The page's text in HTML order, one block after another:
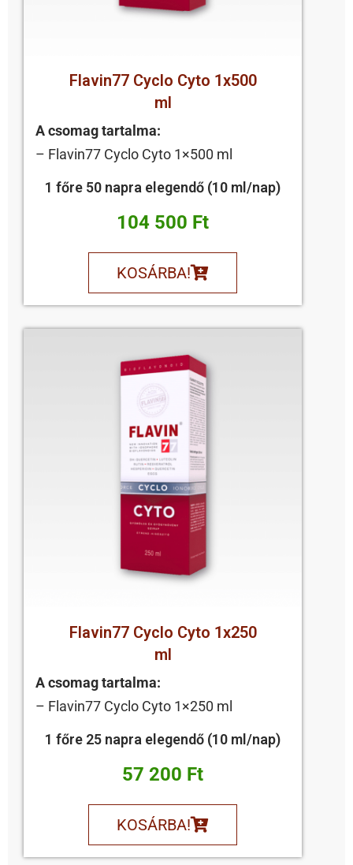
Flavin77 Cyclo Cyto 1x500
ml
A csomag tartalma:
– Flavin77 Cyclo Cyto 1×500 ml
1 főre 50 napra elegendő (10 ml/nap)
104 500 Ft
KOSÁRBA!
Flavin77 Cyclo Cyto 1x250
ml
A csomag tartalma:
– Flavin77 Cyclo Cyto 1×250 ml
1 főre 25 napra elegendő (10 ml/nap)
57 200 Ft
KOSÁRBA!